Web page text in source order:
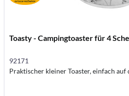
Toasty - Campingtoaster für 4
92171
Praktischer kleiner Toaster, einfach auf